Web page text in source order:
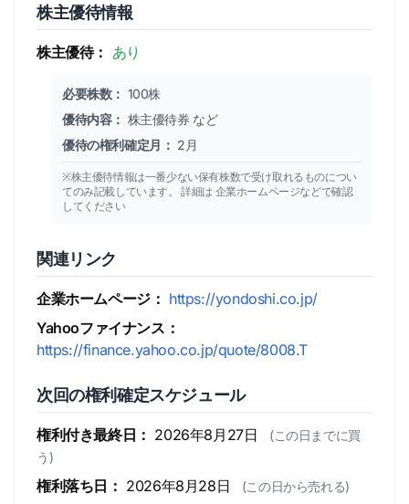
株主優待情報
株主優待： あり
必要株数： 100株
優待内容： 株主優待券 など
優待の権利確定月： 2月
※株主優待情報は一番少ない保有株数で受け取れるものについ
てのみ記載しています。 詳細は 企業ホームページなどで確認
してください
関連リンク
企業ホームページ： https://yondoshi.co.jp/
Yahooファイナンス：
https://finance.yahoo.co.jp/quote/8008.T
次回の権利確定スケジュール
権利付き最終日： 2026年8月27日
(この日までに買
う)
権利落ち日： 2026年8月28日 (この日から売れる)